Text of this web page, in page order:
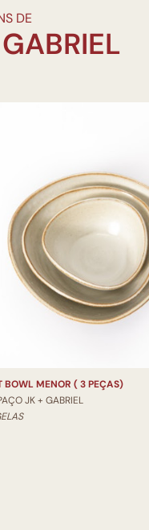
DE
BOWL MENOR ( 3 PEÇAS)
JK + GABRIEL